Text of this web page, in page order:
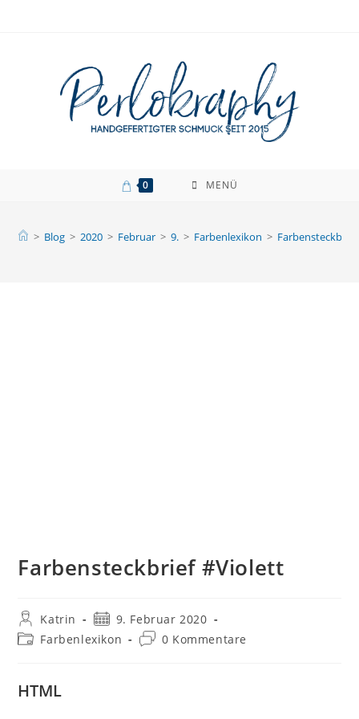
0 MENÜ
> Blog > 2020 > Februar > 9. > Farbenlexikon >
Farbensteckbrief #Violett
Beitrags-
Autor:
Katrin
Beitrag
veröffentlicht:
9. Februar 2020
Beitrags-
Farbenlexikon
Beitrags-
0 Kommentare
HTML